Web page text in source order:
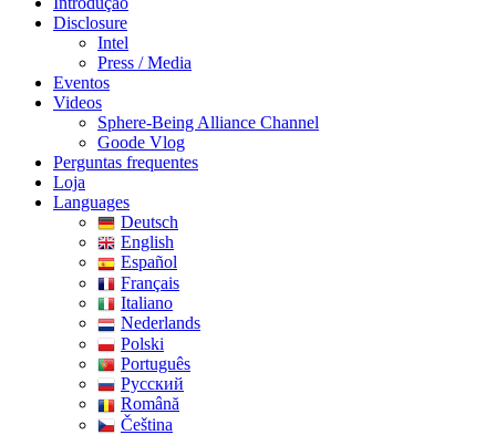
Disclosure
Intel
Press / Media
Eventos
Videos
Sphere-Being Alliance Channel
Goode Vlog
Perguntas frequentes
Loja
Languages
Deutsch
English
Español
Français
Italiano
Nederlands
Polski
Português
Pусский
Română
Čeština